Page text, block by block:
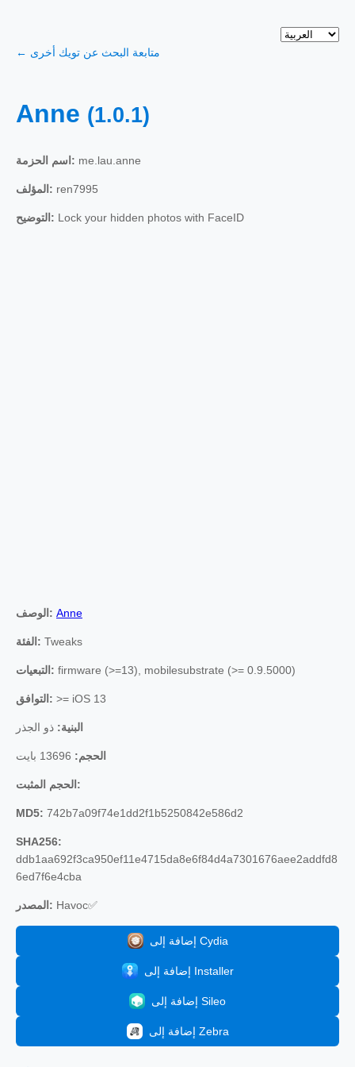
← متابعة البحث عن تويك أخرى
Anne (1.0.1)
اسم الحزمة: me.lau.anne
المؤلف: ren7995
التوضيح: Lock your hidden photos with FaceID
الوصف: Anne
الفئة: Tweaks
التبعيات: firmware (>=13), mobilesubstrate (>= 0.9.5000)
التوافق: >= iOS 13
البنية: ذو الجذر
الحجم:
الحجم المثبت:
MD5: 742b7a09f74e1dd2f1b5250842e586d2
SHA256:
ddb1aa692f3ca950ef11e4715da8e6f84d4a7301676aee2addfd8
6ed7f6e4cba
المصدر: Havoc✅
إضافة إلى Cydia
إضافة إلى Installer
إضافة إلى Sileo
إضافة إلى Zebra